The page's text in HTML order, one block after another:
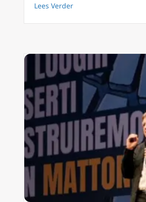
Lees Verderabout Hier zijn 50